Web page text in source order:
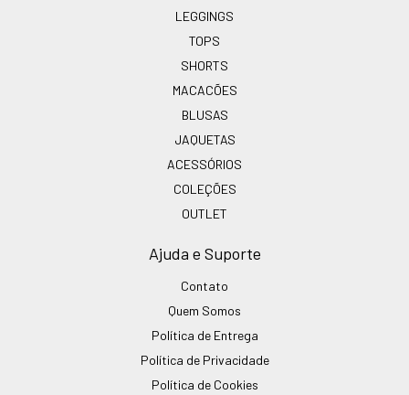
LEGGINGS
TOPS
SHORTS
MACACÕES
BLUSAS
JAQUETAS
ACESSÓRIOS
COLEÇÕES
OUTLET
Ajuda e Suporte
Contato
Quem Somos
Política de Entrega
Política de Privacidade
Política de Cookies